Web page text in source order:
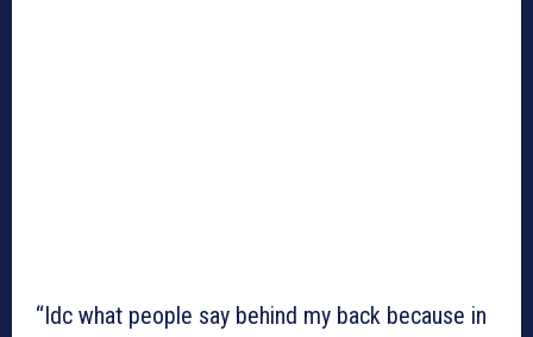
“Idc what people say behind my back because in